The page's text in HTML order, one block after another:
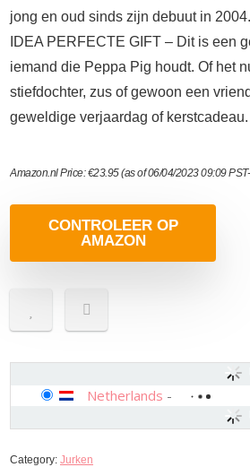
jong en oud sinds zijn debuut in 2004.
IDEA PERFECTE GIFT – Dit is een
iemand die Peppa Pig houdt. Of het
stiefdochter, zus of gewoon een
geweldige verjaardag of kerstcadeau.
Amazon.nl Price:€23.95(as of 06/04/2023 09:09 PST-
CONTROLEER OP
AMAZON
Netherlands -
Category: Jurken